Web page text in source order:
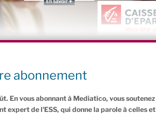
abonnement
En vous abonnant à Mediatico, vous soutenez
expert de l'ESS, qui donne la parole à celles et